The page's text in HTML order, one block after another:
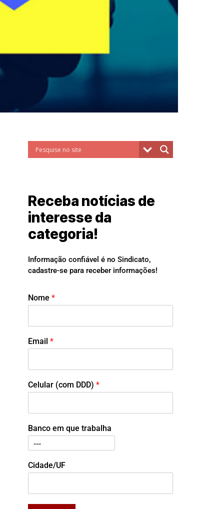
Receba notícias de
interesse da
categoria!
Informação confiável é no Sindicato,
cadastre-se para receber informações!
Nome *
Email *
Celular (com DDD) *
Banco em que trabalha
Cidade/UF